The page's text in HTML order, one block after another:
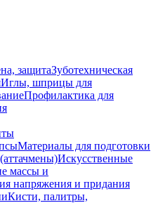
защитаЗуботехническая
Иглы, шприцы для
Профилактика для
Материалы для подготовки
Искусственные
массы и
напряжения и придания
Кисти, палитры,